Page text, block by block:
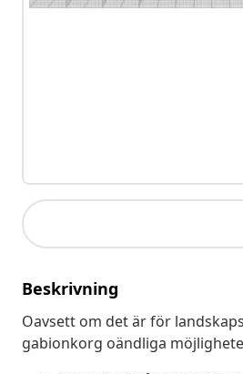
Beskrivning
Oavsett om det är för
gabionkorg oändliga